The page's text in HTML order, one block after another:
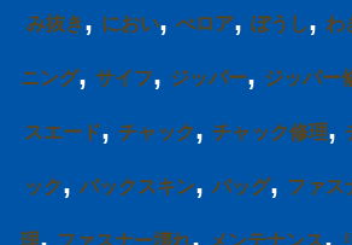
み抜き, におい, べロア, ぼうし, わ
ニング, サイフ, ジッパー, ジッパー
スエード, チャック, チャック修理,
ック, バックスキン, バッグ, ファス
理, ファスナー壊れ, メンテナンス,